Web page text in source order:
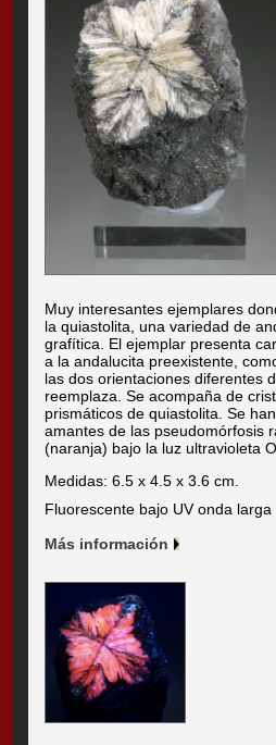
Muy interesantes ejemplares
la quiastolita, una variedad de
grafítica. El ejemplar presenta
a la andalucita preexistente,
las dos orientaciones diferentes
reemplaza. Se acompaña de
prismáticos de quiastolita. Se
amantes de las pseudomórfosis
(naranja) bajo la luz ultravioleta
Medidas: 6.5 x 4.5 x 3.6 cm.
Fluorescente bajo UV onda larga
Más información